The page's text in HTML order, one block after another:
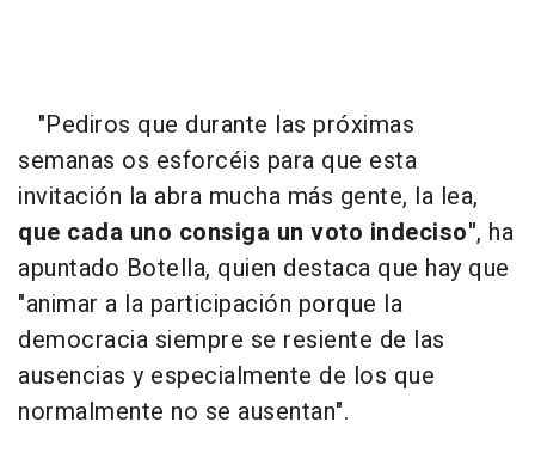
"Pediros que durante las próximas
semanas os esforcéis para que esta
invitación la abra mucha más gente, la lea,
que cada uno consiga un voto indeciso", ha
apuntado Botella, quien destaca que hay que
"animar a la participación porque la
democracia siempre se resiente de las
ausencias y especialmente de los que
normalmente no se ausentan".